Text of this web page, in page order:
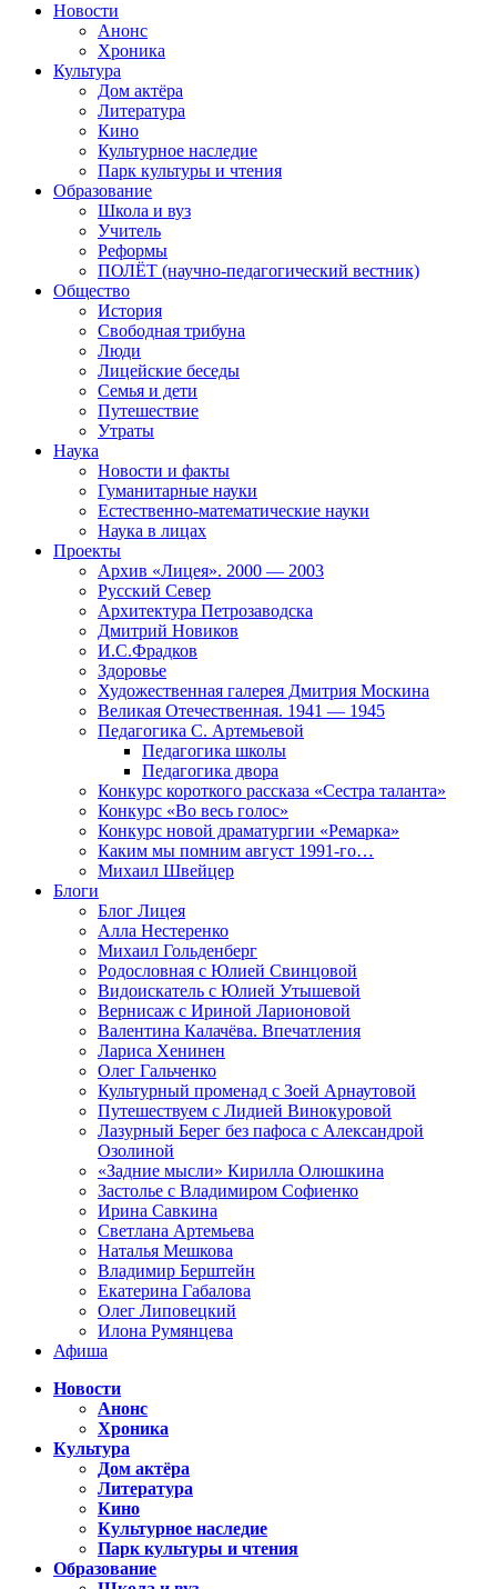
Новости
Анонс
Хроника
Культура
Дом актёра
Литература
Кино
Культурное наследие
Парк культуры и чтения
Образование
Школа и вуз
Учитель
Реформы
ПОЛЁТ (научно-педагогический вестник)
Общество
История
Свободная трибуна
Люди
Лицейские беседы
Семья и дети
Путешествие
Утраты
Наука
Новости и факты
Гуманитарные науки
Естественно-математические науки
Наука в лицах
Проекты
Архив «Лицея». 2000 — 2003
Русский Север
Архитектура Петрозаводска
Дмитрий Новиков
И.С.Фрадков
Здоровье
Художественная галерея Дмитрия Москина
Великая Отечественная. 1941 — 1945
Педагогика С. Артемьевой
Педагогика школы
Педагогика двора
Конкурс короткого рассказа «Сестра таланта»
Конкурс «Во весь голос»
Конкурс новой драматургии «Ремарка»
Каким мы помним август 1991-го…
Михаил Швейцер
Блоги
Блог Лицея
Алла Нестеренко
Михаил Гольденберг
Родословная с Юлией Свинцовой
Видоискатель с Юлией Утышевой
Вернисаж с Ириной Ларионовой
Валентина Калачёва. Впечатления
Лариса Хенинен
Олег Гальченко
Культурный променад с Зоей Арнаутовой
Путешествуем с Лидией Винокуровой
Лазурный Берег без пафоса с Александрой
Озолиной
«Задние мысли» Кирилла Олюшкина
Застолье с Владимиром Софиенко
Ирина Савкина
Светлана Артемьева
Наталья Мешкова
Владимир Берштейн
Екатерина Габалова
Олег Липовецкий
Илона Румянцева
Афиша
Новости
Анонс
Хроника
Культура
Дом актёра
Литература
Кино
Культурное наследие
Парк культуры и чтения
Образование